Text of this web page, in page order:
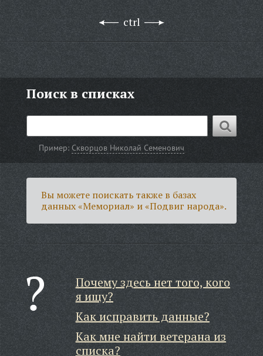
ctrl
Поиск в списках
Пример:Скворцов Николай Семенович
Вы можете поискать также в базах
данных «Мемориал» и «Подвиг народа».
Почему здесь нет того, кого
я ищу?
Как исправить данные?
Как мне найти ветерана из
списка?